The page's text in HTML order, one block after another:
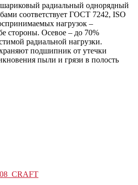
радиальный однорядный
соответствует ГОСТ 7242, ISO
нагрузок –
стороны. Осевое – до 70%
радиальной нагрузки.
подшипник от утечки
пыли и грязи в полость